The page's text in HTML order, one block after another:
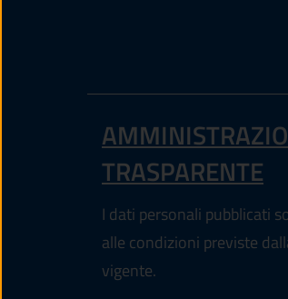
TRASPARENTE
I dati personali pubblicati
alle condizioni previste
vigente.